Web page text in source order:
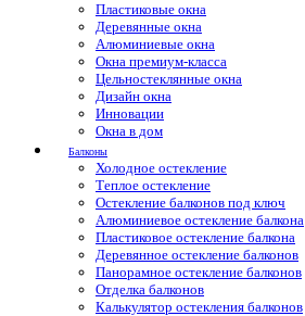
Пластиковые окна
Деревянные окна
Алюминиевые окна
Окна премиум-класса
Цельностеклянные окна
Дизайн окна
Инновации
Окна в дом
Балконы
Холодное остекление
Теплое остекление
Остекление балконов под ключ
Алюминиевое остекление балкона
Пластиковое остекление балкона
Деревянное остекление балконов
Панорамное остекление балконов
Отделка балконов
Калькулятор остекления балконов